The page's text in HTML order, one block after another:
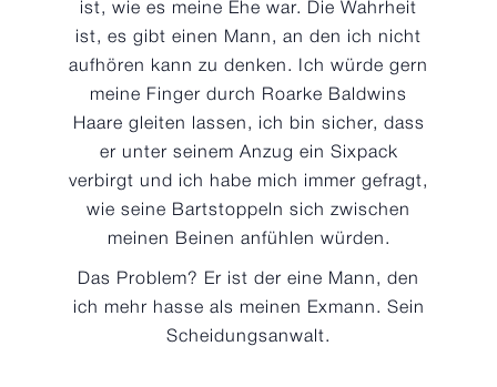
ist, wie es meine Ehe war. Die Wahrheit
ist, es gibt einen Mann, an den ich nicht
aufhören kann zu denken. Ich würde gern
meine Finger durch Roarke Baldwins
Haare gleiten lassen, ich bin sicher, dass
er unter seinem Anzug ein Sixpack
verbirgt und ich habe mich immer gefragt,
wie seine Bartstoppeln sich zwischen
meinen Beinen anfühlen würden.
Das Problem? Er ist der eine Mann, den
ich mehr hasse als meinen Exmann. Sein
Scheidungsanwalt.